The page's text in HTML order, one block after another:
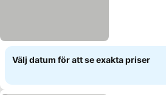
Välj datum för att se exakta priser